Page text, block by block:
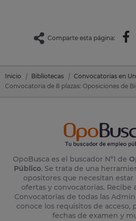
Comparte esta página:
Inicio Bibliotecas
Convocatorias en
OpoBusca es el buscador Nº1 de
Público. Se trata de una
opositores que necesitan estar
ofertas y convocatorias. Recibe
Convocatorias de todas las
conoce los requisitos de acceso,
fechas de examen y